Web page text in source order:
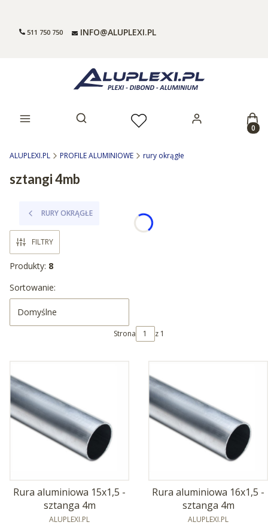
511 750 750 INFO@ALUPLEXI.PL
Otwórz wyszukiwarkę
ALUPLEXI.PL PROFILE ALUMINIOWE rury okrągłe
sztangi 4mb
RURY OKRĄGŁE
FILTRY
Produkty: 8
Lista produktów
Sortowanie:
Domyślne
Strona z 1
Rura aluminiowa 15x1,5 -
sztanga 4m
PRODUCENT
ALUPLEXI.PL
Rura aluminiowa 16x1,5 -
sztanga 4m
PRODUCENT
ALUPLEXI.PL